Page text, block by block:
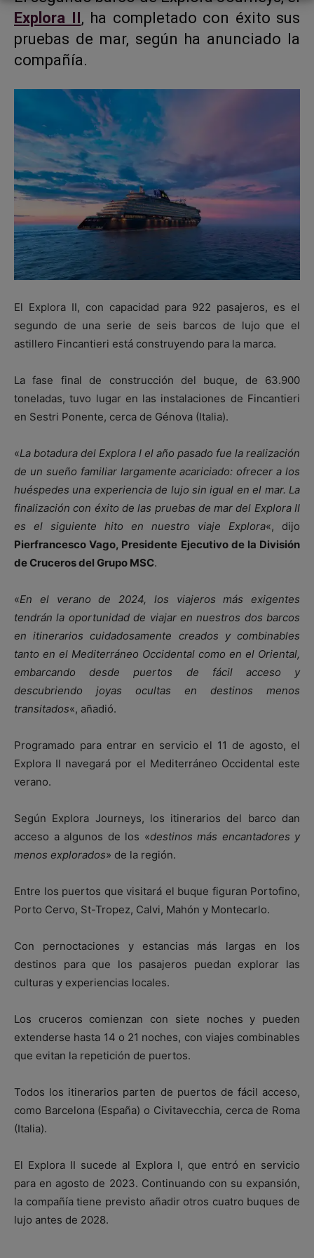
Explora II, ha completado con éxito sus
pruebas de mar, según ha anunciado la
compañía.
El Explora II, con capacidad para 922 pasajeros, es el
segundo de una serie de seis barcos de lujo que el
astillero Fincantieri está construyendo para la marca.
La fase final de construcción del buque, de 63.900
toneladas, tuvo lugar en las instalaciones de Fincantieri
en Sestri Ponente, cerca de Génova (Italia).
«La botadura del Explora I el año pasado fue la realización
de un sueño familiar largamente acariciado: ofrecer a los
huéspedes una experiencia de lujo sin igual en el mar. La
finalización con éxito de las pruebas de mar del Explora II
es el siguiente hito en nuestro viaje Explora«, dijo
Pierfrancesco Vago, Presidente Ejecutivo de la División
de Cruceros del Grupo MSC.
«En el verano de 2024, los viajeros más exigentes
tendrán la oportunidad de viajar en nuestros dos barcos
en itinerarios cuidadosamente creados y combinables
tanto en el Mediterráneo Occidental como en el Oriental,
embarcando desde puertos de fácil acceso y
descubriendo joyas ocultas en destinos menos
transitados«, añadió.
Programado para entrar en servicio el 11 de agosto, el
Explora II navegará por el Mediterráneo Occidental este
verano.
Según Explora Journeys, los itinerarios del barco dan
acceso a algunos de los «destinos más encantadores y
menos explorados» de la región.
Entre los puertos que visitará el buque figuran Portofino,
Porto Cervo, St-Tropez, Calvi, Mahón y Montecarlo.
Con pernoctaciones y estancias más largas en los
destinos para que los pasajeros puedan explorar las
culturas y experiencias locales.
Los cruceros comienzan con siete noches y pueden
extenderse hasta 14 o 21 noches, con viajes combinables
que evitan la repetición de puertos.
Todos los itinerarios parten de puertos de fácil acceso,
como Barcelona (España) o Civitavecchia, cerca de Roma
(Italia).
El Explora II sucede al Explora I, que entró en servicio
para en agosto de 2023. Continuando con su expansión,
la compañía tiene previsto añadir otros cuatro buques de
lujo antes de 2028.